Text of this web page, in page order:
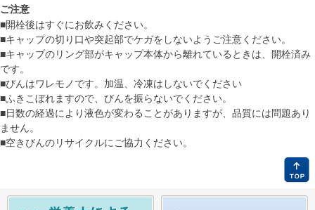
ご注意
■開栓後はすぐにお飲みください。
■キャップの切り口や突起部でケガをしないようご注意ください。
■キャップのリング部がキャップ本体から離れているときは、開栓済み
です。
■びんはワレモノです。加温、冷凍はしないでください
■ふきこぼれますので、びんを振らないでください。
■日数の経過により液色が変わることがありますが、品質には問題あり
ません。
■空きびんのリサイクルにご協力ください。